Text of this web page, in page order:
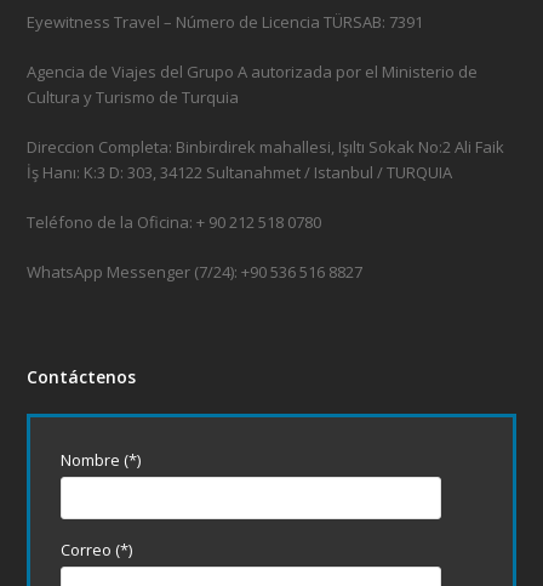
Eyewitness Travel – Número de Licencia TÜRSAB: 7391
Agencia de Viajes del Grupo A autorizada por el Ministerio de
Cultura y Turismo de Turquia
Direccion Completa: Binbirdirek mahallesi, Işıltı Sokak No:2 Ali Faik
İş Hanı: K:3 D: 303, 34122 Sultanahmet / Istanbul / TURQUIA
Teléfono de la Oficina: + 90 212 518 0780
WhatsApp Messenger (7/24): +90 536 516 8827
Contáctenos
Nombre (*)
Correo (*)